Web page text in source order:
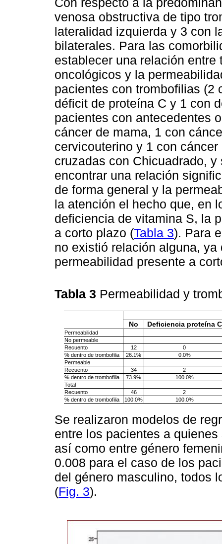
venosa obstructiva de tipo
lateralidad izquierda y 3 con
bilaterales. Para las
establecer una relación
oncológicos y la
pacientes con trombofilias (2
déficit de proteína C y 1 con
pacientes con antecedentes
cáncer de mama, 1 con
cervicouterino y 1 con
cruzadas con Chicuadrado,
encontrar una relación
de forma general y la
la atención el hecho que, en
deficiencia de vitamina S, la
a corto plazo (Tabla 3). Para
no existió relación alguna,
permeabilidad presente a
Tabla 3 Permeabilidad y
No Deficiencia proteína C
Permeabilidad
No permeable
Recuento
12
0
% dentro de trombofilia
26.1%
0.0%
Permeable
Recuento
34
2
% dentro de trombofilia
73.9%
100.0%
Total
Recuento
46
2
% dentro de trombofilia
100.0% 100.0%
Se realizaron modelos de
entre los pacientes a
así como entre género
0.008 para el caso de los
del género masculino, todos
(Fig. 3).